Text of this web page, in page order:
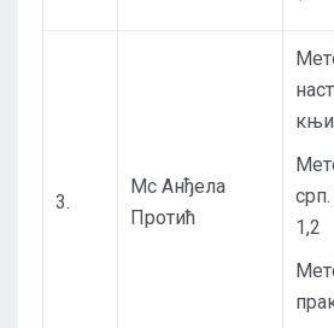
3.
Мс Анђела
Протић
1,2